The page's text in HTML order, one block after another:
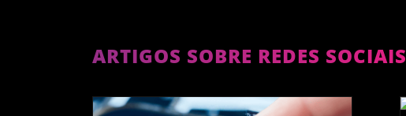
ARTIGOS SOBRE REDES SOCIAIS